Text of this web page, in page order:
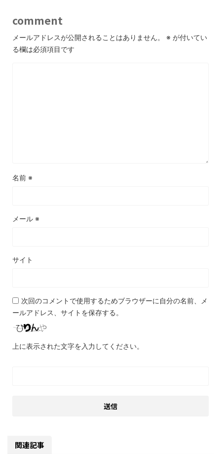
comment
メールアドレスが公開されることはありません。 ※ が付いてい
る欄は必須項目です
名前 ※
メール ※
サイト
次回のコメントで使用するためブラウザーに自分の名前、メ
ールアドレス、サイトを保存する。
上に表示された文字を入力してください。
関連記事